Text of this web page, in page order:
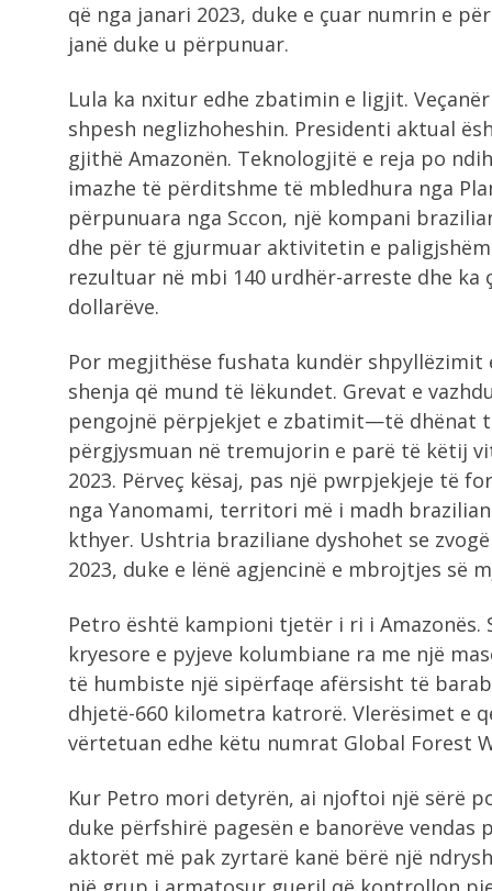
që nga janari 2023, duke e çuar numrin e
janë duke u përpunuar.
Lula ka nxitur edhe zbatimin e ligjit.
shpesh neglizhoheshin. Presidenti aktual
gjithë Amazonën. Teknologjitë e reja po
imazhe të përditshme të mbledhura nga
përpunuara nga Sccon, një kompani
dhe për të gjurmuar aktivitetin e
rezultuar në mbi 140 urdhër-arreste dhe ka
dollarëve.
Por megjithëse fushata kundër
shenja që mund të lëkundet. Grevat e
pengojnë përpjekjet e zbatimit—të dhënat
përgjysmuan në tremujorin e parë të këtij
2023. Përveç kësaj, pas një pwrpjekjeje të
nga Yanomami, territori më i madh
kthyer. Ushtria braziliane dyshohet se
2023, duke e lënë agjencinë e mbrojtjes së
Petro është kampioni tjetër i ri i
kryesore e pyjeve kolumbiane ra me një
të humbiste një sipërfaqe afërsisht të
dhjetë-660 kilometra katrorë. Vlerësimet e
vërtetuan edhe këtu numrat Global Forest
Kur Petro mori detyrën, ai njoftoi një sërë
duke përfshirë pagesën e banorëve
aktorët më pak zyrtarë kanë bërë një